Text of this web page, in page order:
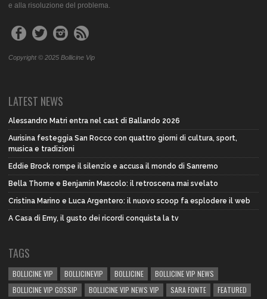
e alla risoluzione del problema.
Copyright © 2025 Bollicine Vip
LATEST NEWS
Alessandro Matri entra nel cast di Ballando 2026
Aurisina festeggia San Rocco con quattro giorni di cultura, sport,
musica e tradizioni
Eddie Brock rompe il silenzio e accusa il mondo di Sanremo
Bella Thorne e Benjamin Mascolo: il retroscena mai svelato
Cristina Marino e Luca Argentero: il nuovo scoop fa esplodere il web
A Casa di Emy, il gusto dei ricordi conquista la tv
TAGS
BOLLICINE VIP BOLLICINEVIP BOLLICINE
BOLLICINE VIP NEWS
BOLLICINE VIP GOSSIP
BOLLICINE VIP NEWS VIP SARA FONTE FEATURED